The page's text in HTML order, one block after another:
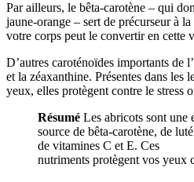
Par ailleurs, le bêta-carotène – qui
jaune-orange – sert de précurseur à
votre corps peut le convertir en cette
D’autres caroténoïdes importants de
et la zéaxanthine. Présentes dans les
yeux, elles protègent contre le stress
Résumé Les abricots sont une
source de bêta-carotène, de
de vitamines C et E. Ces
nutriments protègent vos yeux